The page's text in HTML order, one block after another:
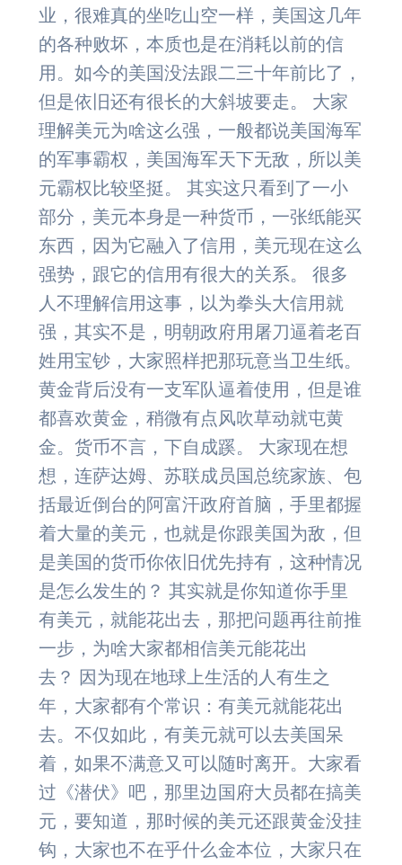
业，很难真的坐吃山空一样，美国这几年
的各种败坏，本质也是在消耗以前的信
用。如今的美国没法跟二三十年前比了，
但是依旧还有很长的大斜坡要走。 大家
理解美元为啥这么强，一般都说美国海军
的军事霸权，美国海军天下无敌，所以美
元霸权比较坚挺。 其实这只看到了一小
部分，美元本身是一种货币，一张纸能买
东西，因为它融入了信用，美元现在这么
强势，跟它的信用有很大的关系。 很多
人不理解信用这事，以为拳头大信用就
强，其实不是，明朝政府用屠刀逼着老百
姓用宝钞，大家照样把那玩意当卫生纸。
黄金背后没有一支军队逼着使用，但是谁
都喜欢黄金，稍微有点风吹草动就屯黄
金。货币不言，下自成蹊。 大家现在想
想，连萨达姆、苏联成员国总统家族、包
括最近倒台的阿富汗政府首脑，手里都握
着大量的美元，也就是你跟美国为敌，但
是美国的货币你依旧优先持有，这种情况
是怎么发生的？ 其实就是你知道你手里
有美元，就能花出去，那把问题再往前推
一步，为啥大家都相信美元能花出
去？ 因为现在地球上生活的人有生之
年，大家都有个常识：有美元就能花出
去。不仅如此，有美元就可以去美国呆
着，如果不满意又可以随时离开。大家看
过《潜伏》吧，那里边国府大员都在搞美
元，要知道，那时候的美元还跟黄金没挂
钩，大家也不在乎什么金本位，大家只在